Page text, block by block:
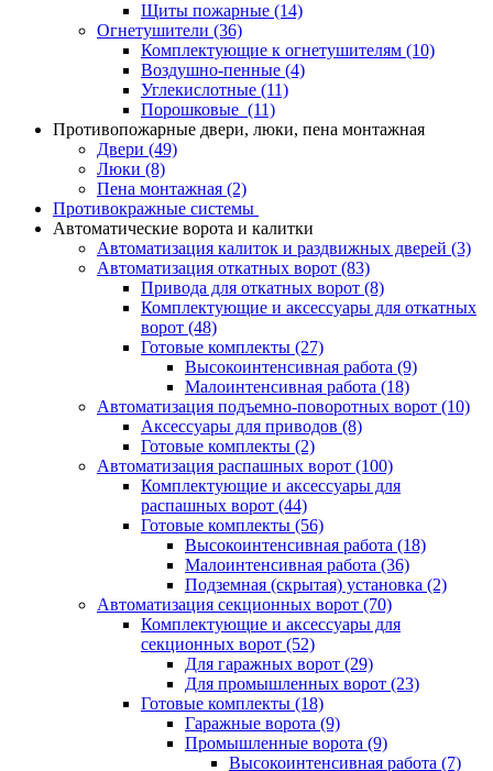
Щиты пожарные (14)
Огнетушители (36)
Комплектующие к огнетушителям (10)
Воздушно-пенные (4)
Углекислотные (11)
Порошковые (11)
Противопожарные двери, люки, пена монтажная
Двери (49)
Люки (8)
Пена монтажная (2)
Противокражные системы
Автоматические ворота и калитки
Автоматизация калиток и раздвижных дверей (3)
Автоматизация откатных ворот (83)
Привода для откатных ворот (8)
Комплектующие и аксессуары для откатных
ворот (48)
Готовые комплекты (27)
Высокоинтенсивная работа (9)
Малоинтенсивная работа (18)
Автоматизация подъемно-поворотных ворот (10)
Аксессуары для приводов (8)
Готовые комплекты (2)
Автоматизация распашных ворот (100)
Комплектующие и аксессуары для
распашных ворот (44)
Готовые комплекты (56)
Высокоинтенсивная работа (18)
Малоинтенсивная работа (36)
Подземная (скрытая) установка (2)
Автоматизация секционных ворот (70)
Комплектующие и аксессуары для
секционных ворот (52)
Для гаражных ворот (29)
Для промышленных ворот (23)
Готовые комплекты (18)
Гаражные ворота (9)
Промышленные ворота (9)
Высокоинтенсивная работа (7)